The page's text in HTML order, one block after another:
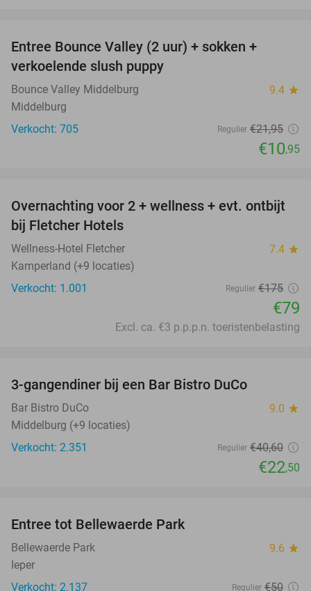
Entree Bounce Valley (2 uur) + sokken +
verkoelende slush puppy
Bounce Valley Middelburg 9.4 star
Middelburg
Verkocht: 705
Regulier €21,95
€10,95
55%
Overnachting voor 2 + wellness + evt. ontbijt
bij Fletcher Hotels
Wellness-Hotel Fletcher 7.4 star
Kamperland (+9 locaties)
Verkocht: 1.001
Regulier €175
€79
Excl. ca. €3 p.p.p.n. toeristenbelasting
3-gangendiner bij een Bar Bistro DuCo
Bar Bistro DuCo 9.0 star
Middelburg (+9 locaties)
Verkocht: 2.351
Regulier €40,60
€22,50
Entree tot Bellewaerde Park
Bellewaerde Park 9.6 star
Ieper
Verkocht: 2.137
Regulier €50